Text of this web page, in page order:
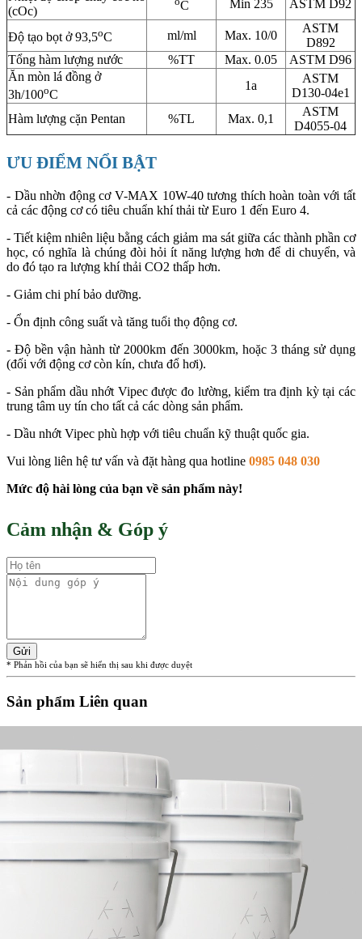
(cOc)
C Min 235 ASTM D92
Độ tạo bọt ở 93,5oC ml/ml Max. 10/0
ASTM
D892
Tổng hàm lượng nước
%TT Max. 0.05
ASTM D96
Ăn mòn lá đồng ở
3h/100oC
1a
ASTM
D130-04e1
Hàm lượng cặn Pentan
%TL Max. 0,1
ASTM
D4055-04
ƯU ĐIỂM NỔI BẬT
- Dầu nhờn động cơ V-MAX 10W-40 tương thích hoàn toàn với tất
cả các động cơ có tiêu chuẩn khí thải từ Euro 1 đến Euro 4.
- Tiết kiệm nhiên liệu bằng cách giảm ma sát giữa các thành phần cơ
học, có nghĩa là chúng đòi hỏi ít năng lượng hơn để di chuyển, và
do đó tạo ra lượng khí thải CO2 thấp hơn.
- Giảm chi phí bảo dưỡng.
- Ổn định công suất và tăng tuổi thọ động cơ.
- Độ bền vận hành từ 2000km đến 3000km, hoặc 3 tháng sử dụng
(đối với động cơ còn kín, chưa đổ hơi).
- Sản phẩm dầu nhớt Vipec được đo lường, kiểm tra định kỳ tại các
trung tâm uy tín cho tất cả các dòng sản phẩm.
- Dầu nhớt Vipec phù hợp với tiêu chuẩn kỹ thuật quốc gia.
Vui lòng liên hệ tư vấn và đặt hàng qua hotline 0985 048 030
Mức độ hài lòng của bạn về sản phẩm này!
Cảm nhận & Góp ý
Gửi
* Phản hồi của bạn sẽ hiển thị sau khi được duyệt
Sản phẩm Liên quan